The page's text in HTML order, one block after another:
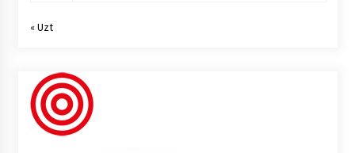
« Uzt